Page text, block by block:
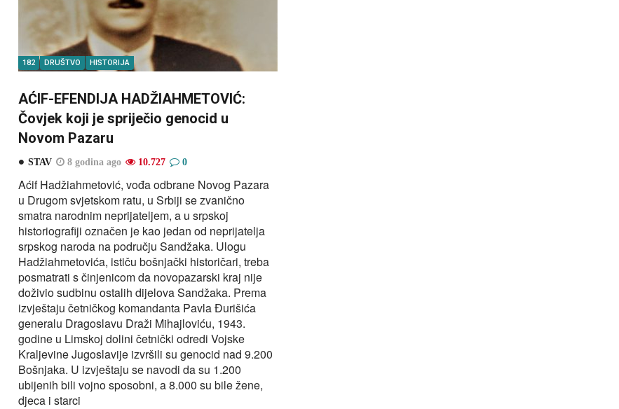
182 DRUŠTVO HISTORIJA
AĆIF-EFENDIJA HADŽIAHMETOVIĆ:
Čovjek koji je spriječio genocid u
Novom Pazaru
STAV 8 godina ago 10.727 0
Aćif Hadžiahmetović, vođa odbrane Novog Pazara
u Drugom svjetskom ratu, u Srbiji se zvanično
smatra narodnim neprijateljem, a u srpskoj
historiografiji označen je kao jedan od neprijatelja
srpskog naroda na području Sandžaka. Ulogu
Hadžiahmetovića, ističu bošnjački historičari, treba
posmatrati s činjenicom da novopazarski kraj nije
doživio sudbinu ostalih dijelova Sandžaka. Prema
izvještaju četničkog komandanta Pavla Đurišića
generalu Dragoslavu Draži Mihajloviću, 1943.
godine u Limskoj dolini četnički odredi Vojske
Kraljevine Jugoslavije izvršili su genocid nad 9.200
Bošnjaka. U izvještaju se navodi da su 1.200
ubijenih bili vojno sposobni, a 8.000 su bile žene,
djeca i starci